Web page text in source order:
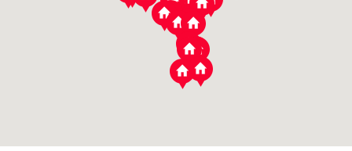
市川市
成田市